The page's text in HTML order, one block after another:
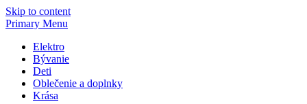
Skip to content
Primary Menu
Elektro
Bývanie
Deti
Oblečenie a doplnky
Krása